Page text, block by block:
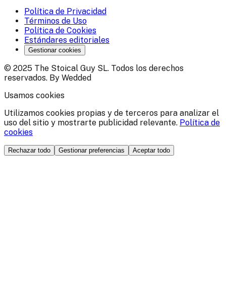
Política de Privacidad
Términos de Uso
Política de Cookies
Estándares editoriales
Gestionar cookies
© 2025 The Stoical Guy SL. Todos los derechos
reservados. By Wedded
Usamos cookies
Utilizamos cookies propias y de terceros para analizar el
uso del sitio y mostrarte publicidad relevante. Política de
cookies
Rechazar todo Gestionar preferencias Aceptar todo